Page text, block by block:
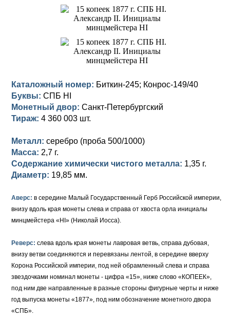
Памятные и юбилейные
Германская оккупация
Памятные и донативные
Памятные и донативные
Александр II (1855-1881)
Для Финляндии
Памятные и донативные
Николай I (1825-1855)
Медь
Для Грузии
Русско-Польские
Для Польши
Александр I (1801-1825)
Серебро
Медь
Для Грузии
Для Польши
Золото
Серебро
Медь
Екатерина II (1762-1796)
Золото
Серебро
Медь
Таврические монеты
Петр III (1762)
Елизавета I (1741-1762)
Золото
Для Пруссии
Ливонезы
Альбертусталер
Иоанн Антонович (1740-1741)
Екатерина I (1725-1727)
Петр I (1682-1725)
Золото
Серебро
Медь
Каталожный номер: Биткин-245; Конрос-149/40
Буквы: СПБ HI
Монетный двор: Санкт-Петербургский
Тираж: 4 360 003 шт.
Металл: серебро (проба 500/1000)
Масса: 2,7 г.
Содержание химически чистого металла: 1,35 г.
Диаметр: 19,85 мм.
Аверс: в середине Малый Государственный Герб Российской империи,
внизу вдоль края монеты слева и справа от хвоста орла инициалы
минцмейстера «HI» (Николай Иосса).
Реверс: слева вдоль края монеты лавровая ветвь, справа дубовая,
внизу ветви соединяются и перевязаны лентой, в середине вверху
Корона Российской империи, под ней обрамленный слева и справа
звездочками номинал монеты - цифра «15», ниже слово «КОПЕЕК»,
под ним две направленные в разные стороны фигурные черты и ниже
год выпуска монеты «1877», под ним обозначение монетного двора
«СПБ».